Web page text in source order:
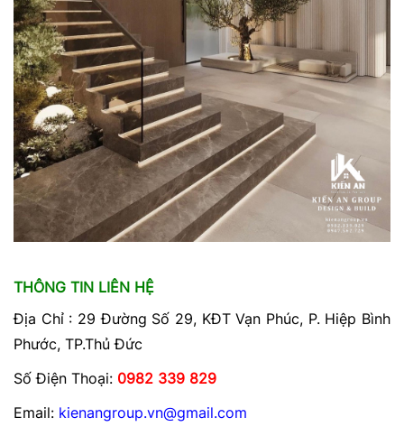
THÔNG TIN LIÊN HỆ
Địa Chỉ : 29 Đường Số 29, KĐT Vạn Phúc, P. Hiệp Bình
Phước, TP.Thủ Đức
Số Điện Thoại: 0982 339 829
Email: kienangroup.vn@gmail.com